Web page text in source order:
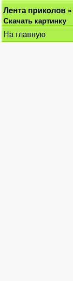
Лента приколов »
Скачать картинку
На главную